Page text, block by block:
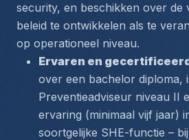
security, en beschikken over de
beleid te ontwikkelen als te
op operationeel niveau.
Ervaren en
over een bachelor diploma,
Preventieadviseur niveau II
ervaring (minimaal vijf jaar)
soortgelijke SHE-functie –